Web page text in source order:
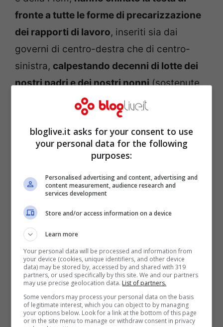
fronte a tutte le forme di precarizzazione
dei rapporti di lavoro, inseriti sia dai
governi di centro-destra che di centro-
sinistra, calpestando decenni di lotte dei
nostri padri e dei nostri nonni(sostenute
per la conquista di diritti fondamentali), in
un lasso di tempo storicamente
piccolissimo. Hanno cavalcato insomma
anche lorol’idea folledi politici e Poteri
sostengono chela soluzione della crisi
stia nel pagare di meno e poter licenziare
più facilmente chi lavora.
bloglive.it asks for your consent to use
your personal data for the following
purposes:
Personalised advertising and content, advertising and
content measurement, audience research and
services development
Store and/or access information on a device
Learn more
Your personal data will be processed and information from
your device (cookies, unique identifiers, and other device
data) may be stored by, accessed by and shared with 319
partners, or used specifically by this site. We and our partners
may use precise geolocation data. List of partners.
Some vendors may process your personal data on the basis
of legitimate interest, which you can object to by managing
your options below. Look for a link at the bottom of this page
or in the site menu to manage or withdraw consent in privacy